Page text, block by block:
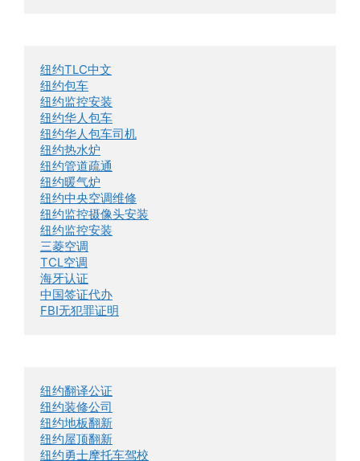
纽约TLC中文
纽约包车
纽约监控安装
纽约华人包车
纽约华人包车司机
纽约热水炉
纽约管道疏通
纽约暖气炉
纽约中央空调维修
纽约监控摄像头安装
纽约监控安装
三菱空调
TCL空调
海牙认证
中国签证代办
FBI无犯罪证明
纽约翻译公证
纽约装修公司
纽约地板翻新
纽约屋顶翻新
纽约勇士摩托车驾校